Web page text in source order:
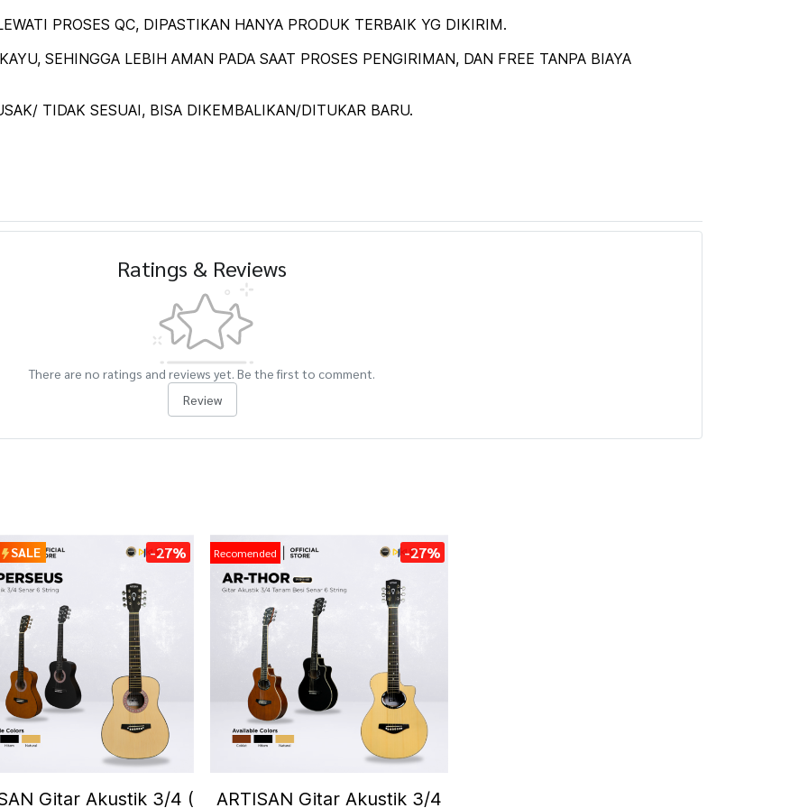
PROSES QC, DIPASTIKAN HANYA PRODUK TERBAIK YG DIKIRIM.
SEHINGGA LEBIH AMAN PADA SAAT PROSES PENGIRIMAN, DAN FREE TANPA BIAYA
TIDAK SESUAI, BISA DIKEMBALIKAN/DITUKAR BARU.
Ratings & Reviews
There are no ratings and reviews yet. Be the first to comment.
Review
SALE -27%
Gitar Akustik 3/4 (
Recomended -27%
ARTISAN Gitar Akustik 3/4